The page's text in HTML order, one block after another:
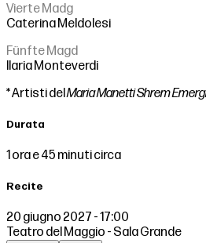
Vierte Madg
Caterina Meldolesi
Fünfte Magd
Ilaria Monteverdi
* Artisti delMaria Manetti Shrem
Durata
1 ora e 45 minuti circa
Recite
20 giugno 2027 - 17:00
Teatro del Maggio - Sala Grande